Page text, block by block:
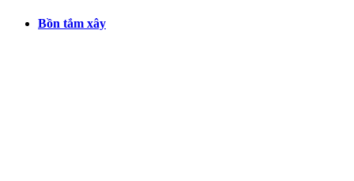
Bồn tắm xây